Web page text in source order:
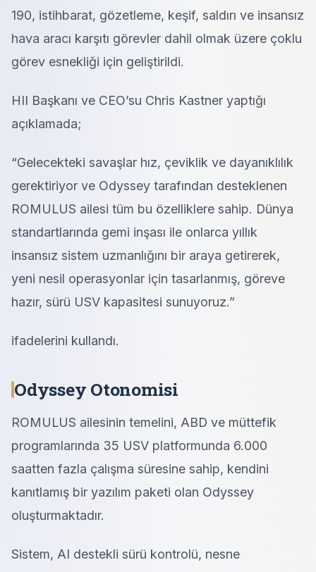
190, istihbarat, gözetleme, keşif, saldırı ve insansız
hava aracı karşıtı görevler dahil olmak üzere çoklu
görev esnekliği için geliştirildi.
HII Başkanı ve CEO’su Chris Kastner yaptığı
açıklamada;
“Gelecekteki savaşlar hız, çeviklik ve dayanıklılık
gerektiriyor ve Odyssey tarafından desteklenen
ROMULUS ailesi tüm bu özelliklere sahip. Dünya
standartlarında gemi inşası ile onlarca yıllık
insansız sistem uzmanlığını bir araya getirerek,
yeni nesil operasyonlar için tasarlanmış, göreve
hazır, sürü USV kapasitesi sunuyoruz.”
ifadelerini kullandı.
Odyssey Otonomisi
ROMULUS ailesinin temelini, ABD ve müttefik
programlarında 35 USV platformunda 6.000
saatten fazla çalışma süresine sahip, kendini
kanıtlamış bir yazılım paketi olan Odyssey
oluşturmaktadır.
Sistem, AI destekli sürü kontrolü, nesne